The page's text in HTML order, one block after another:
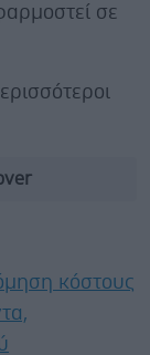
σε
κόστους